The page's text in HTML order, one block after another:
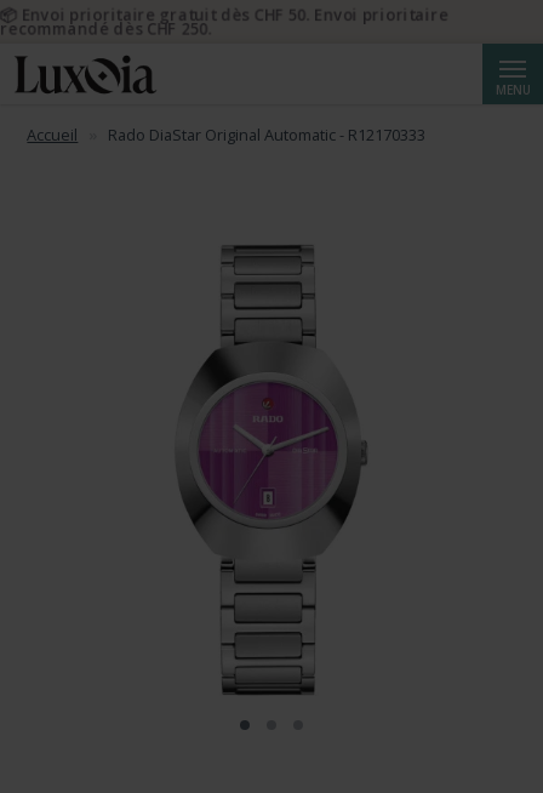
MENU
Accueil Rado DiaStar Original Automatic - R12170333
📦 Envoi prioritaire gratuit dès CHF 50. Envoi prioritaire
recommandé dès CHF 250.